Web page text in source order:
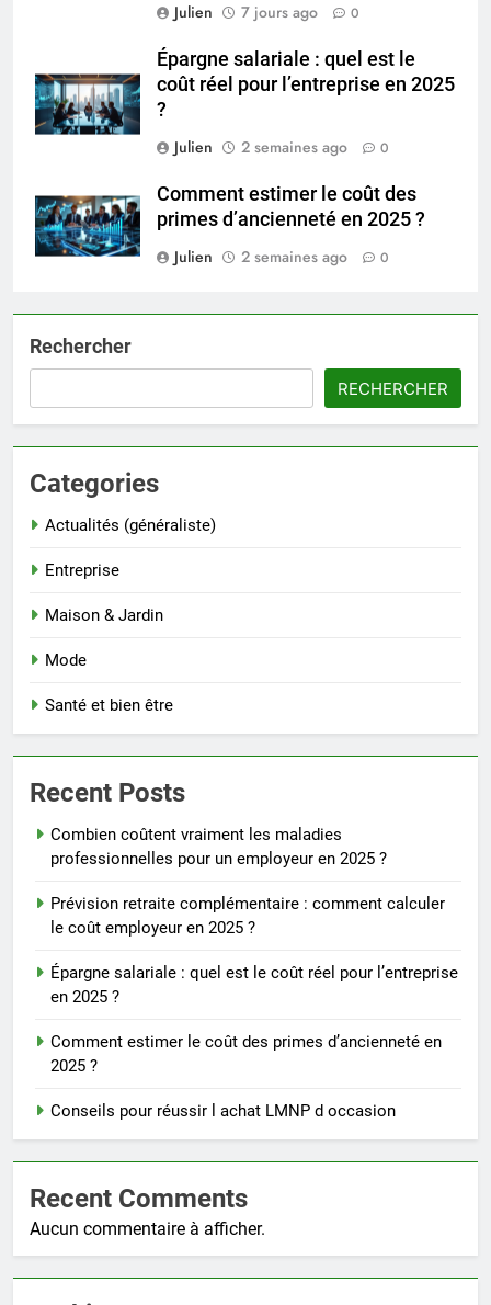
Julien
7 jours ago 0
Épargne salariale : quel est le
coût réel pour l’entreprise en 2025
?
Julien
2 semaines ago 0
Comment estimer le coût des
primes d’ancienneté en 2025 ?
Julien
2 semaines ago 0
Rechercher
RECHERCHER
Categories
Actualités (généraliste)
Entreprise
Maison & Jardin
Mode
Santé et bien être
Recent Posts
Combien coûtent vraiment les maladies
professionnelles pour un employeur en 2025 ?
Prévision retraite complémentaire : comment calculer
le coût employeur en 2025 ?
Épargne salariale : quel est le coût réel pour l’entreprise
en 2025 ?
Comment estimer le coût des primes d’ancienneté en
2025 ?
Conseils pour réussir l achat LMNP d occasion
Recent Comments
Aucun commentaire à afficher.